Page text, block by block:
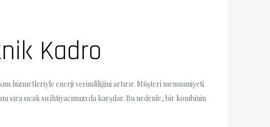
Kadro
hizmetleriyle enerji verimliliğini artırır. Müşteri memnuniyeti
sıra sıcak su ihtiyacımızı da karşılar. Bu nedenle, bir kombinin